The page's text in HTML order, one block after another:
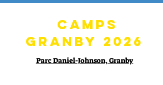
Camps
Granby 2026
Parc Daniel-Johnson, Granby